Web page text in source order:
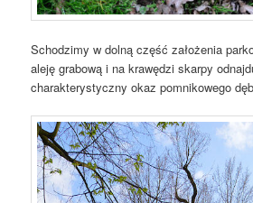
Schodzimy w dolną część założenia
aleję grabową i na krawędzi skarpy
charakterystyczny okaz pomnikowego